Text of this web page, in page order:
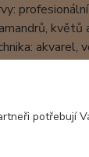
květů
akvarel,
konkrétní
šátky
potřebují